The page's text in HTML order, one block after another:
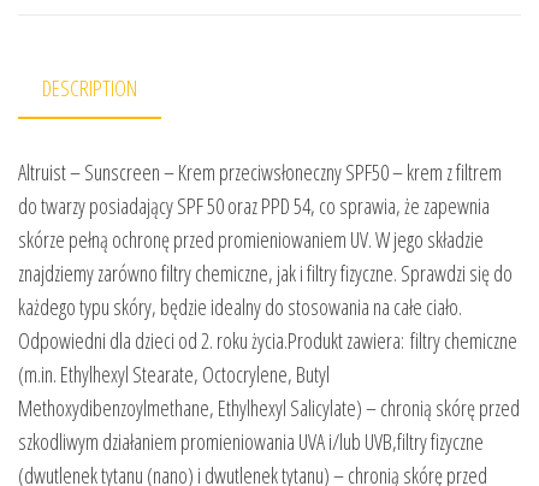
DESCRIPTION
Altruist – Sunscreen – Krem przeciwsłoneczny SPF50 – krem z filtrem
do twarzy posiadający SPF 50 oraz PPD 54, co sprawia, że zapewnia
skórze pełną ochronę przed promieniowaniem UV. W jego składzie
znajdziemy zarówno filtry chemiczne, jak i filtry fizyczne. Sprawdzi się do
każdego typu skóry, będzie idealny do stosowania na całe ciało.
Odpowiedni dla dzieci od 2. roku życia.Produkt zawiera: filtry chemiczne
(m.in. Ethylhexyl Stearate, Octocrylene, Butyl
Methoxydibenzoylmethane, Ethylhexyl Salicylate) – chronią skórę przed
szkodliwym działaniem promieniowania UVA i/lub UVB,filtry fizyczne
(dwutlenek tytanu (nano) i dwutlenek tytanu) – chronią skórę przed